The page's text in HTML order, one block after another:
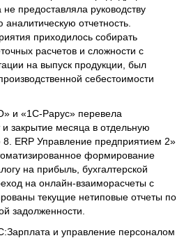
предоставляла руководству
отчетность.
приходилось собирать
расчетов и сложности с
на выпуск продукции, был
себестоимости
и «1С‑Рарус» перевела
закрытие месяца в отдельную
ERP Управление предприятием 2»
формирование
на прибыль, бухгалтерской
на онлайн-взаиморасчеты с
текущие нетиповые отчеты по
задолженности.
и управление персоналом